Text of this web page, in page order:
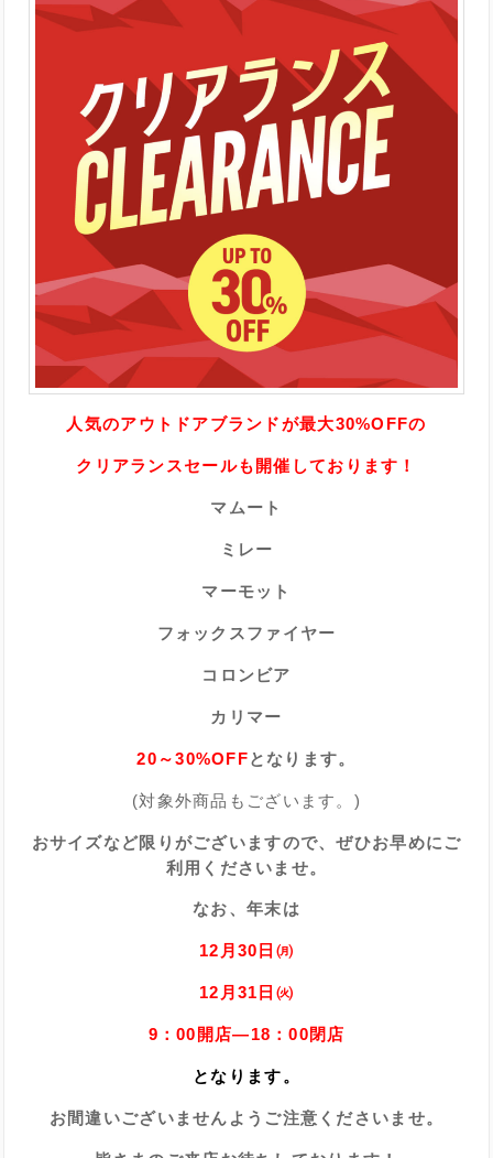
人気のアウトドアブランドが最大30%OFFの
クリアランスセールも開催しております！
マムート
ミレー
マーモット
フォックスファイヤー
コロンビア
カリマー
20～30%OFFとなります。
(対象外商品もございます。)
おサイズなど限りがございますので、ぜひお早めにご
利用くださいませ。
なお、年末は
12月30日㈪
12月31日㈫
9：00開店—18：00閉店
となります。
お間違いございませんようご注意くださいませ。